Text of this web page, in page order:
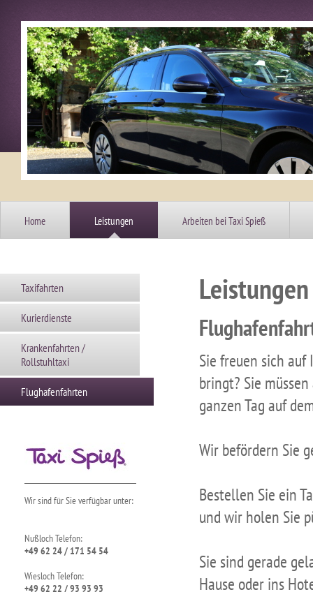
Home Leistungen Arbeiten bei Taxi Spieß
Taxifahrten
Kurierdienste
Krankenfahrten /
Rollstuhltaxi
Flughafenfahrten
Wir sind für Sie verfügbar unter:
Nußloch Telefon:
+49 62 24 / 171 54 54
Wiesloch Telefon:
+49 62 22 / 93 93 93
Leistungen
Sie freuen sich
bringt? Sie
ganzen Tag auf
Wir befördern Sie
Bestellen Sie ein
und wir holen Sie
Sie sind gerade
Hause oder ins